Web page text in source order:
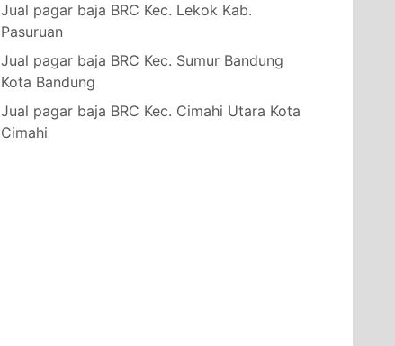
Jual pagar baja BRC Kec. Lekok Kab.
Pasuruan
Jual pagar baja BRC Kec. Sumur Bandung
Kota Bandung
Jual pagar baja BRC Kec. Cimahi Utara Kota
Cimahi